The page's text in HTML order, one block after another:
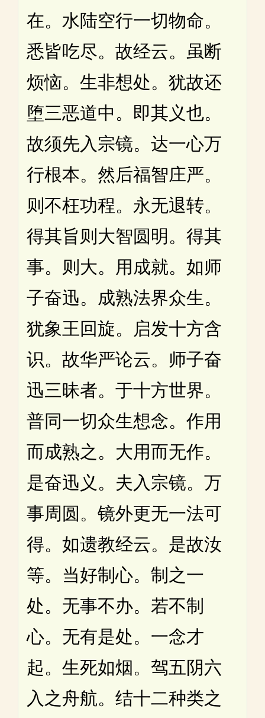
在。水陆空行一切物命。
悉皆吃尽。故经云。虽断
烦恼。生非想处。犹故还
堕三恶道中。即其义也。
故须先入宗镜。达一心万
行根本。然后福智庄严。
则不枉功程。永无退转。
得其旨则大智圆明。得其
事。则大。用成就。如师
子奋迅。成熟法界众生。
犹象王回旋。启发十方含
识。故华严论云。师子奋
迅三昧者。于十方世界。
普同一切众生想念。作用
而成熟之。大用而无作。
是奋迅义。夫入宗镜。万
事周圆。镜外更无一法可
得。如遗教经云。是故汝
等。当好制心。制之一
处。无事不办。若不制
心。无有是处。一念才
起。生死如烟。驾五阴六
入之舟航。结十二种类之